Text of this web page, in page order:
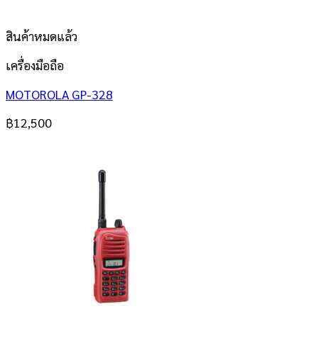
สินค้าหมดแล้ว
เครื่องมือถือ
MOTOROLA GP-328
฿12,500